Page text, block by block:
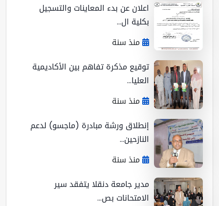
اعلان عن بدء المعاينات والتسجيل
بكلية ال...
منذ سنة
توقيع مذكرة تفاهم بين الأكاديمية
العليا...
منذ سنة
إنطلاق ورشة مبادرة (ماجسو) لدعم
النازحين...
منذ سنة
مدير جامعة دنقلا يتفقد سير
الامتحانات بص...